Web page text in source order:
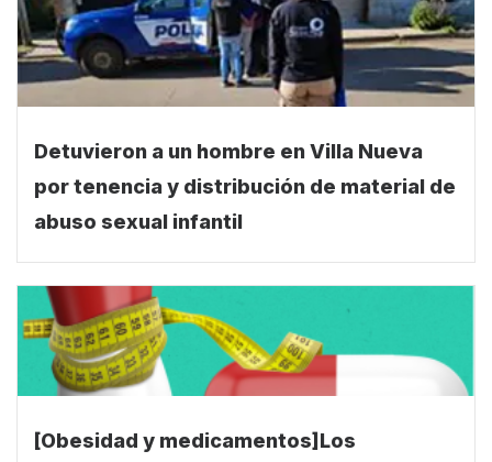
Detuvieron a un hombre en Villa Nueva
por tenencia y distribución de material de
abuso sexual infantil
[Obesidad y medicamentos]Los